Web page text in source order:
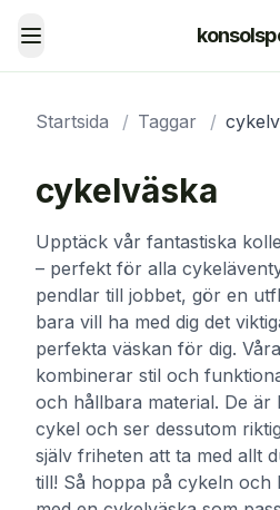
Toggle menu
Startsida / Taggar /
cykelväska
Upptäck vår fantastiska
– perfekt för alla
pendlar till jobbet, gör en
bara vill ha med dig det
perfekta väskan för dig.
kombinerar stil och
och hållbara material. De är
cykel och ser dessutom
själv friheten att ta med allt
till! Så hoppa på cykeln och